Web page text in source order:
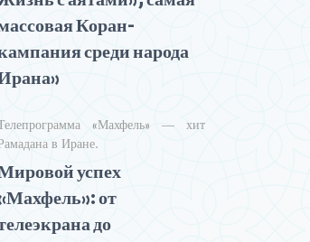
Коран-
среди народа
«Махфель» — хит
в Иране.
успех
от
до